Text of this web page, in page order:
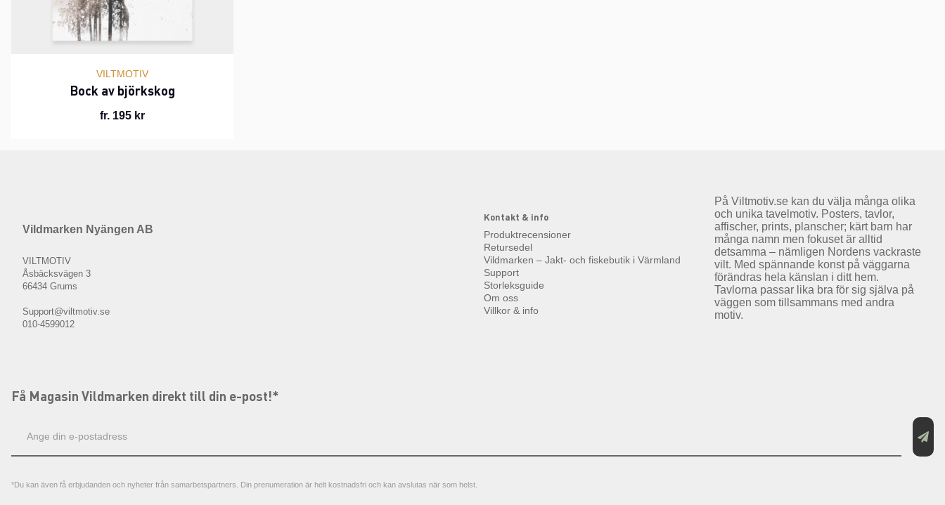
VILTMOTIV
Bock av björkskog
fr. 195 kr
Vildmarken Nyängen AB
VILTMOTIV
Åsbäcksvägen 3
66434 Grums
Support@viltmotiv.se
010-4599012
Kontakt & info
Produktrecensioner
Retursedel
Vildmarken – Jakt- och fiskebutik i Värmland
Support
Storleksguide
Om oss
Villkor & info
På Viltmotiv.se kan du välja många olika
och unika tavelmotiv. Posters, tavlor,
affischer, prints, planscher; kärt barn har
många namn men fokuset är alltid
detsamma – nämligen Nordens vackraste
vilt. Med spännande konst på väggarna
förändras hela känslan i ditt hem.
Tavlorna passar lika bra för sig själva på
väggen som tillsammans med andra
motiv.
Få Magasin Vildmarken direkt till din e-post!*
postadress
*Du kan även få erbjudanden och nyheter från samarbetspartners. Din prenumeration är helt kostnadsfri och kan avslutas när som helst.